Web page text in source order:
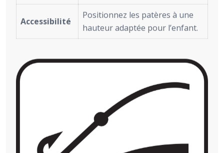
Accessibilité
Positionnez les patères à une
hauteur adaptée pour l’enfant.